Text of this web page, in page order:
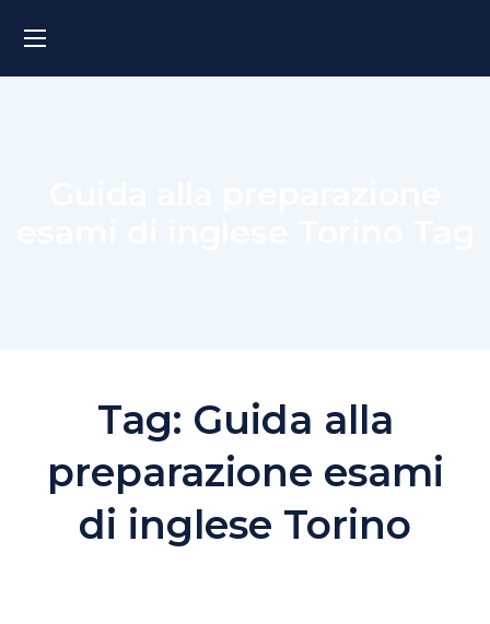
Tag: Guida alla
preparazione esami
di inglese Torino